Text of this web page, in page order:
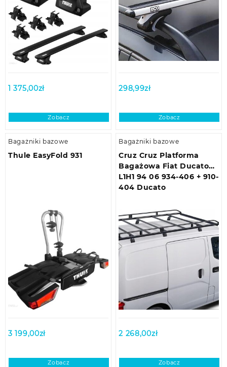
1 375,00zł
Zobacz
298,99zł
Zobacz
Bagażniki bazowe
Thule EasyFold 931
3 199,00zł
Zobacz
Bagażniki bazowe
Cruz Cruz Platforma
Bagażowa Fiat Ducato
L1H1 94 06 934-406 + 910-
404 Ducato
2 268,00zł
Zobacz